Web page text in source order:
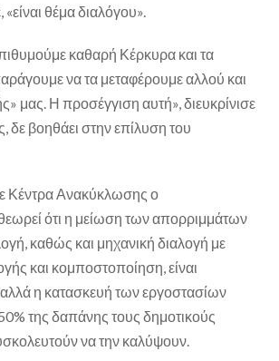
θέμα διαλόγου».
καθαρή Κέρκυρα και τα
να τα μεταφέρουμε αλλού και
μας. Η προσέγγιση αυτή», διευκρίνισε
δε βοηθάει στην επίλυση του
Κέντρα Ανακύκλωσης ο
ότι η μείωση των απορριμμάτων
καθώς και μηχανική διαλογή με
και κομποστοποίηση, είναι
η κατασκευή των εργοστασίων
της δαπάνης τους δημοτικούς
να την καλύψουν.